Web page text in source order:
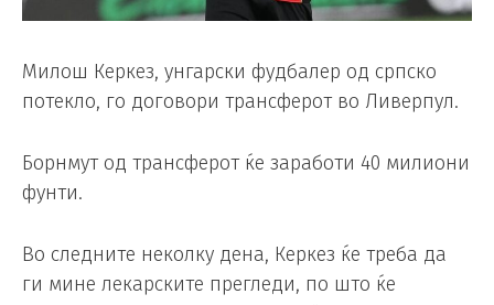
Милош Керкез, унгарски фудбалер од српско
потекло, го договори трансферот во Ливерпул.
Борнмут од трансферот ќе заработи 40 милиони
фунти.
Во следните неколку дена, Керкез ќе треба да
ги мине лекарските прегледи, по што ќе